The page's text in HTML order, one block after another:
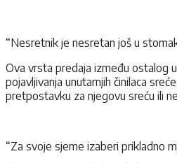
“Nesretnik je nesretan još u
Ova vrsta predaja između ostalog
pojavljivanja unutarnjih činilaca
pretpostavku za njegovu sreću ili
“Za svoje sjeme izaberi prikladno